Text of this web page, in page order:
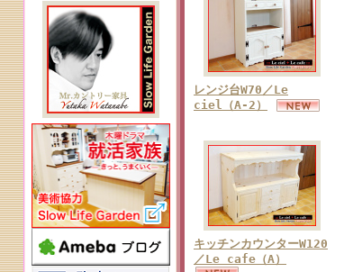
レンジ台W70／Le
ciel（A-2）
キッチンカウンターW120
／Le cafe（A）